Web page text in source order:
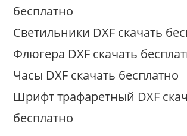
бесплатно
Светильники DXF скачать
Флюгера DXF скачать
Часы DXF скачать бесплатно
Шрифт трафаретный DXF
бесплатно